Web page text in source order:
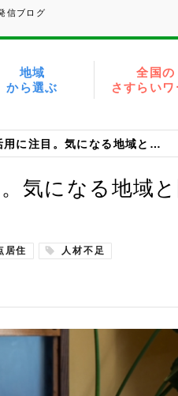
信ブログ
地域
から選ぶ
全国の
さすらいワ
企業のフリーランス活用に注目。気になる地域と関われるチャンスかも！
気になる地域
居住 人材不足